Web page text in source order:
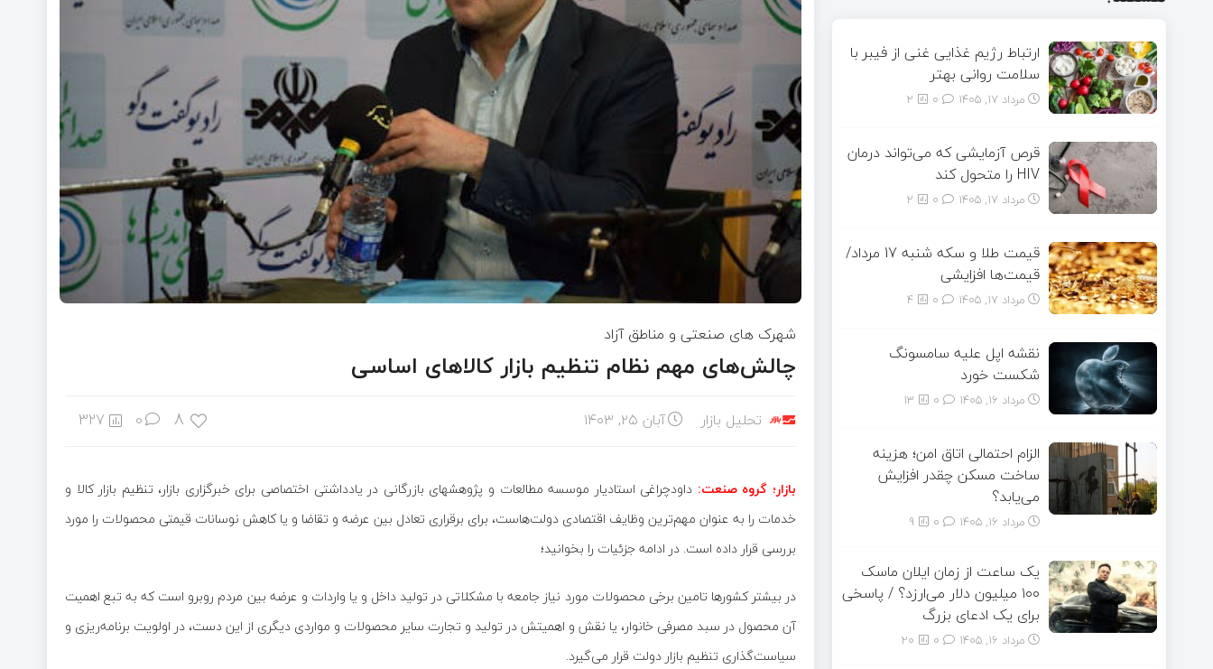
شهرک های صنعتی و مناطق آزاد
چالش‌های مهم نظام تنظیم بازار کالاهای اساسی
تحلیل بازار آبان ۲۵, ۱۴۰۳ 8
0
327
بازار؛ گروه صنعت: داودچراغی استادیار موسسه مطالعات و پژوهشهای بازرگانی در یادداشتی اختصاصی برای خبرگزاری بازار، تنظیم بازار کالا و
خدمات را به عنوان مهم‌ترین وظایف اقتصادی دولت‌هاست، برای برقراری تعادل بین عرضه و تقاضا و یا کاهش نوسانات قیمتی محصولات را مورد
بررسی قرار داده است. در ادامه جزئیات را بخوانید؛
در بیشتر کشورها تامین برخی محصولات مورد نیاز جامعه با مشکلاتی در تولید داخل و یا واردات و عرضه بین مردم روبرو است که به تبع اهمیت
آن محصول در سبد مصرفی خانوار، یا نقش و اهمیتش در تولید و تجارت سایر محصولات و مواردی دیگری از این دست، در اولویت برنامه‌ریزی و
سیاست‌گذاری تنظیم بازار دولت قرار می‌گیرد.
ارتباط رژیم غذایی غنی از فیبر با
سلامت روانی بهتر
مرداد ۱۷, ۱۴۰۵ 2
قرص آزمایشی که می‌تواند درمان
HIV را متحول کند
مرداد ۱۷, ۱۴۰۵ 2
قیمت طلا و سکه شنبه 17 مرداد/
قیمت‌ها افزایشی
مرداد ۱۷, ۱۴۰۵ 4
نقشه اپل علیه سامسونگ
شکست خورد
مرداد ۱۶, ۱۴۰۵ 13
الزام احتمالی اتاق امن؛ هزینه
ساخت مسکن چقدر افزایش
می‌یابد؟
مرداد ۱۶, ۱۴۰۵ 9
یک ساعت از زمان ایلان ماسک
۱۰۰ میلیون دلار می‌ارزد؟ / پاسخی
برای یک ادعای بزرگ
مرداد ۱۶, ۱۴۰۵ 20